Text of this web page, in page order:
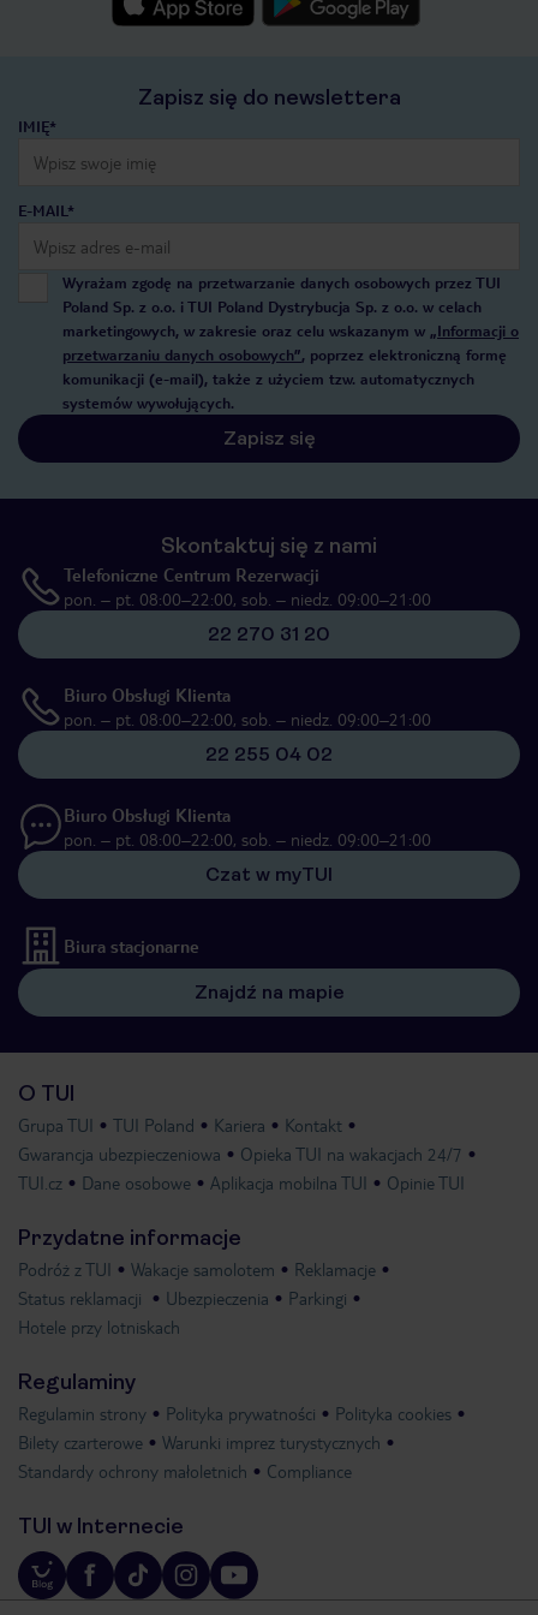
Zapisz się do newslettera
IMIĘ*
E-MAIL*
Wyrażam zgodę na przetwarzanie danych osobowych przez TUI
Poland Sp. z o.o. i TUI Poland Dystrybucja Sp. z o.o. w celach
marketingowych, w zakresie oraz celu wskazanym w „Informacji o
przetwarzaniu danych osobowych”, poprzez elektroniczną formę
komunikacji (e-mail), także z użyciem tzw. automatycznych
systemów wywołujących.
Zapisz się
Skontaktuj się z nami
Telefoniczne Centrum Rezerwacji
pon. – pt. 08:00–22:00, sob. – niedz. 09:00–21:00
22 270 31 20
Biuro Obsługi Klienta
pon. – pt. 08:00–22:00, sob. – niedz. 09:00–21:00
22 255 04 02
Biuro Obsługi Klienta
pon. – pt. 08:00–22:00, sob. – niedz. 09:00–21:00
Czat w myTUI
Biura stacjonarne
Znajdź na mapie
O TUI
Grupa TUI TUI Poland Kariera
Kontakt
Gwarancja ubezpieczeniowa
Opieka TUI na wakacjach 24/7
TUI.cz
Dane osobowe Aplikacja mobilna TUI Opinie TUI
Przydatne informacje
Podróż z TUI Wakacje samolotem
Reklamacje
Status reklamacji
Ubezpieczenia
Parkingi
Hotele przy lotniskach
Regulaminy
Regulamin strony Polityka prywatności
Polityka cookies
Bilety czarterowe
Warunki imprez turystycznych
Standardy ochrony małoletnich
Compliance
TUI w Internecie